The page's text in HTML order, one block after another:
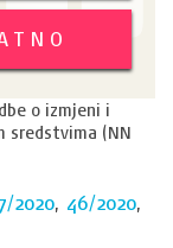
o izmjeni i
sredstvima (NN
2020, 46/2020,